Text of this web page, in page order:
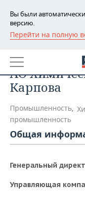
Вы были
версию.
Перейти на полную
РЕГИОНЫ
БАШКОРТОСТАН
ТАТАРСТАН
УДМУРТИЯ
НОВОСТИ
АНАЛИТИКА
НОВОСТИ
ДЕКЛАРАЦИИ О
ВУЗЫ ТАТАРСТАНА
ЭКОНОМИКА
НОВОСТИ
БАНКИ
АГРОПРОМ
НОВОСТИ
АО
Карпова
Промышленность,
промышленность
Общая
Генеральный
Управляющая